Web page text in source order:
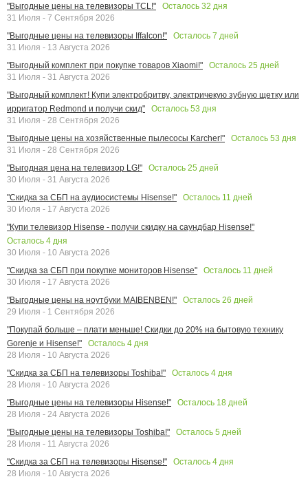
"Выгодные цены на телевизоры TCL!"
Осталось 32 дня
31 Июля - 7 Сентября 2026
"Выгодные цены на телевизоры Iffalcon!"
Осталось 7 дней
31 Июля - 13 Августа 2026
"Выгодный комплект при покупке товаров Xiaomi!"
Осталось 25 дней
31 Июля - 31 Августа 2026
"Выгодный комплект! Купи электробритву, электричекую зубную щетку или
ирригатор Redmond и получи скид"
Осталось 53 дня
31 Июля - 28 Сентября 2026
"Выгодные цены на хозяйственные пылесосы Karcher!"
Осталось 53 дня
31 Июля - 28 Сентября 2026
"Выгодная цена на телевизор LG!"
Осталось 25 дней
30 Июля - 31 Августа 2026
"Скидка за СБП на аудиосистемы Hisense!"
Осталось 11 дней
30 Июля - 17 Августа 2026
"Купи телевизор Hisense - получи скидку на саундбар Hisense!"
Осталось 4 дня
30 Июля - 10 Августа 2026
"Скидка за СБП при покупке мониторов Hisense"
Осталось 11 дней
30 Июля - 17 Августа 2026
"Выгодные цены на ноутбуки MAIBENBEN!"
Осталось 26 дней
29 Июля - 1 Сентября 2026
"Покупай больше – плати меньше! Скидки до 20% на бытовую технику
Gorenje и Hisense!"
Осталось 4 дня
28 Июля - 10 Августа 2026
"Скидка за СБП на телевизоры Toshiba!"
Осталось 4 дня
28 Июля - 10 Августа 2026
"Выгодные цены на телевизоры Hisense!"
Осталось 18 дней
28 Июля - 24 Августа 2026
"Выгодные цены на телевизоры Toshiba!"
Осталось 5 дней
28 Июля - 11 Августа 2026
"Скидка за СБП на телевизоры Hisense!"
Осталось 4 дня
28 Июля - 10 Августа 2026